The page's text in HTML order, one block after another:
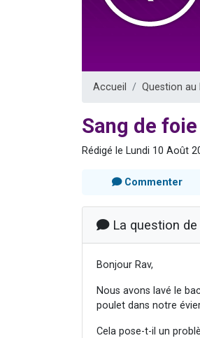
Accueil Question au
Sang de
Rédigé le Lundi 10 Août
Commenter
La question de
Bonjour Rav,
Nous avons lavé le
poulet dans notre
Cela pose-t-il un